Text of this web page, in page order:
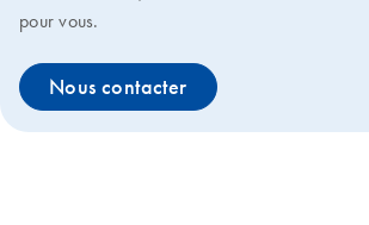
pour vous.
Nous contacter